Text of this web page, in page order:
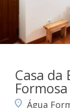
Casa da
Formosa
Água